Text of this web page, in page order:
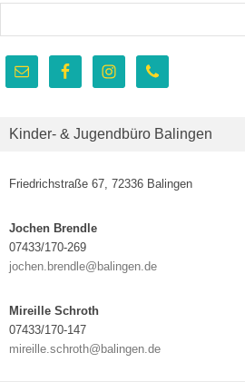
Kinder- & Jugendbüro Balingen
Friedrichstraße 67, 72336 Balingen
Jochen Brendle
07433/170-269
jochen.brendle@balingen.de
Mireille Schroth
07433/170-147
mireille.schroth@balingen.de